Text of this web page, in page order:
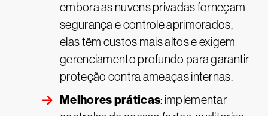
embora as nuvens privadas forneçam
segurança e controle aprimorados,
elas têm custos mais altos e exigem
gerenciamento profundo para garantir
proteção contra ameaças internas.
Melhores práticas: implementar